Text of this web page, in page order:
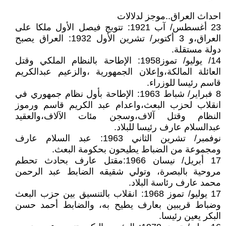
احداث العراق..موجز لدلالات
23 أغسطس/ آب 1921: تتويج فيصل الأول ملكا على
العراق،و 3 أكتوبر/ تشرين الأول 1932: العراق يصبح
دولة مستقلة.
14/ يوليو/ تموز1958: الإطاحة بالنظام الملكي وقتل
العائلة المالكة،وإعلان الجمهورية ،والزعيم عبدالكريم
قاسم رئيسا للوزراء.
8 فبراير/ شباط 1963: الإطاحة بأول نظام جمهوري في
انقلاب لحزب البعث،واعدام عبد الكريم قاسم ورموز
النظام وقتل آلاف،وسجن مئات الآلاف،والعقيد
عبدالسلام عارف رئيسا للبلاد.
نوفمبر/ تشرين الثاني 1963: عبد السلام عارف
ومجموعة من الضباط يطيحون بحكومة البعث.
17 أبريل/ نيسان 1966:مقتل عارف بحادث تحطم
مروحية بالبصرة، وتولي شقيقه الضابط عبد الرحمن
محمد عارف رئاسة البلاد.
17 يوليو/ تموز 1968: انقلاب بالتنسيق بين حزب البعث
وضباط قريبين بعارف يطيح به، والضابط أحمد حسن
البكر يعين رئيسا.